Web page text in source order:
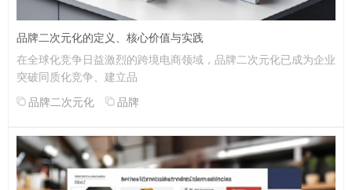
品牌二次元化的定义、核心价值与实践
在全球化竞争日益激烈的跨境电商领域，品牌二次元化已成为企业
突破同质化竞争、建立品
品牌二次元化
品牌